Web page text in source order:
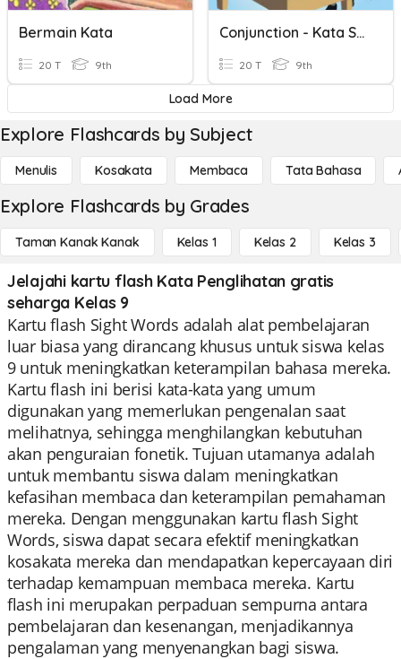
Bermain Kata
20 T 9th
Conjunction - Kata Sambung Quizz
20 T 9th
Load More
Explore Flashcards by Subject
Menulis Kosakata Membaca Tata Bahasa
Explore Flashcards by Grades
Taman Kanak Kanak Kelas 1 Kelas 2 Kelas 3
Jelajahi kartu flash Kata Penglihatan gratis
seharga Kelas 9
Kartu flash Sight Words adalah alat pembelajaran
luar biasa yang dirancang khusus untuk siswa kelas
9 untuk meningkatkan keterampilan bahasa mereka.
Kartu flash ini berisi kata-kata yang umum
digunakan yang memerlukan pengenalan saat
melihatnya, sehingga menghilangkan kebutuhan
akan penguraian fonetik. Tujuan utamanya adalah
untuk membantu siswa dalam meningkatkan
kefasihan membaca dan keterampilan pemahaman
mereka. Dengan menggunakan kartu flash Sight
Words, siswa dapat secara efektif meningkatkan
kosakata mereka dan mendapatkan kepercayaan diri
terhadap kemampuan membaca mereka. Kartu
flash ini merupakan perpaduan sempurna antara
pembelajaran dan kesenangan, menjadikannya
pengalaman yang menyenangkan bagi siswa.